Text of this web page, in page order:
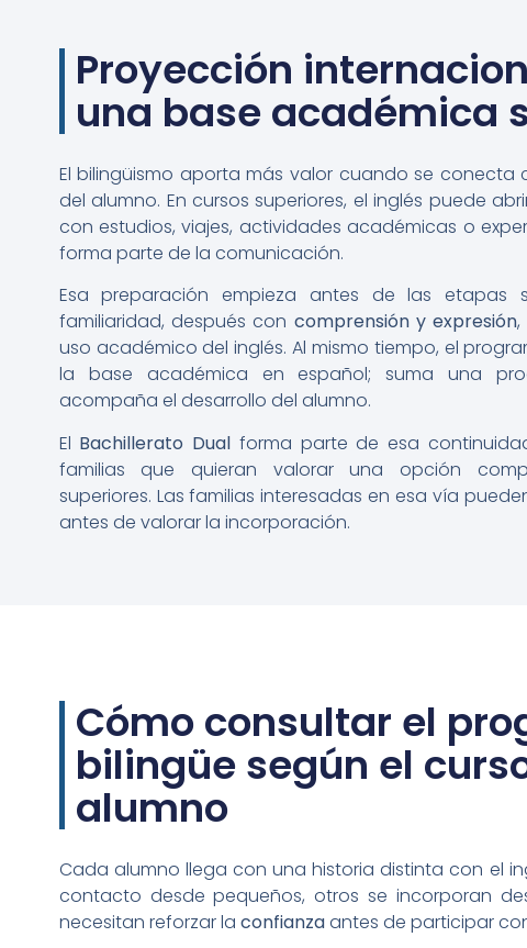
Proyección
una base académica
El bilingüismo aporta más valor cuando se conecta
del alumno. En cursos superiores, el inglés puede
con estudios, viajes, actividades académicas o
forma parte de la comunicación.
Esa preparación empieza antes de las etapas
familiaridad, después con comprensión y expresión
uso académico del inglés. Al mismo tiempo, el
la base académica en español; suma una
acompaña el desarrollo del alumno.
El Bachillerato Dual forma parte de esa
familias que quieran valorar una opción
superiores. Las familias interesadas en esa vía
antes de valorar la incorporación.
Cómo consultar el
bilingüe según el
alumno
Cada alumno llega con una historia distinta con el
contacto desde pequeños, otros se incorporan
necesitan reforzar la confianzaantes de participar